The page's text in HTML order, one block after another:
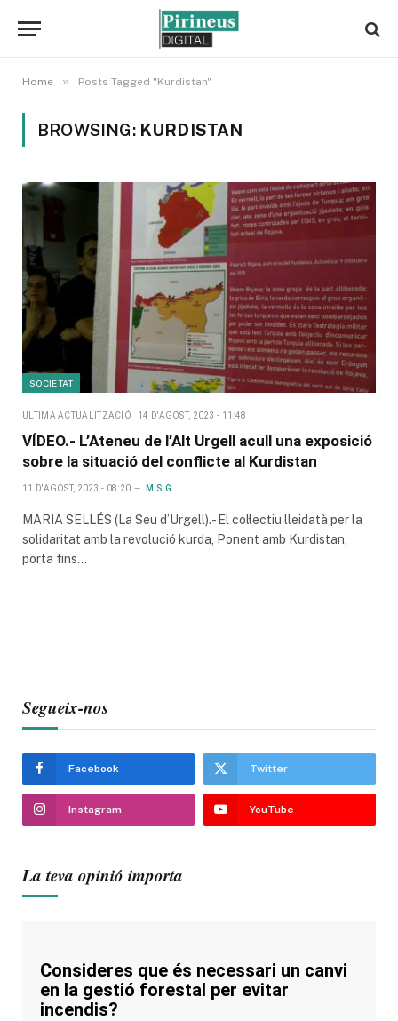
Home » Posts Tagged "Kurdistan"
BROWSING: KURDISTAN
SOCIETAT
ULTIMA ACTUALITZACIÓ 14 D'AGOST, 2023 - 11:48
VÍDEO.- L’Ateneu de l’Alt Urgell acull una exposició
sobre la situació del conflicte al Kurdistan
11 D'AGOST, 2023 - 08:20 M.S.G
MARIA SELLÉS (La Seu d’Urgell).- El col·lectiu lleidatà per la
solidaritat amb la revolució kurda, Ponent amb Kurdistan,
porta fins…
Segueix-nos
Facebook Twitter
Instagram YouTube
La teva opinió importa
Consideres que és necessari un canvi
en la gestió forestal per evitar
incendis?